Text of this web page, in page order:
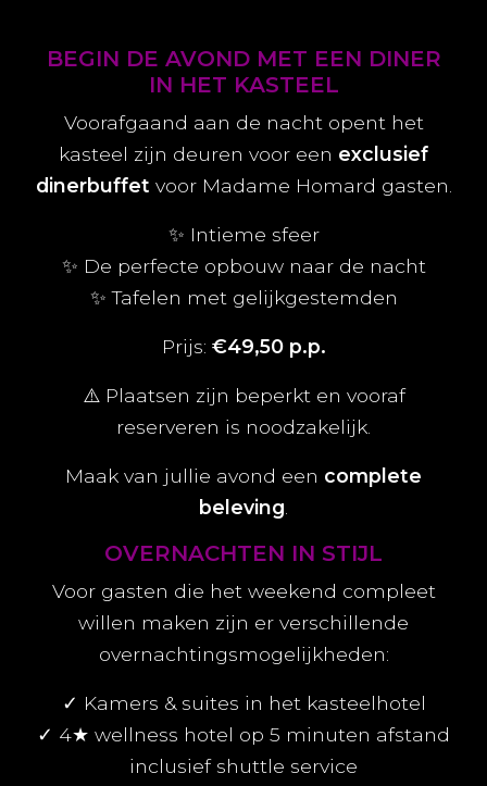
BEGIN DE AVOND MET EEN DINER
IN HET KASTEEL
Voorafgaand aan de nacht opent het
kasteel zijn deuren voor een exclusief
dinerbuffet voor Madame Homard gasten.
✨ Intieme sfeer
✨ De perfecte opbouw naar de nacht
✨ Tafelen met gelijkgestemden
Prijs: €49,50 p.p.
⚠️ Plaatsen zijn beperkt en vooraf
reserveren is noodzakelijk.
Maak van jullie avond een complete
beleving
OVERNACHTEN IN STIJL
Voor gasten die het weekend compleet
willen maken zijn er verschillende
overnachtingsmogelijkheden:
✓ Kamers & suites in het kasteelhotel
✓ 4★ wellness hotel op 5 minuten afstand
inclusief shuttle service